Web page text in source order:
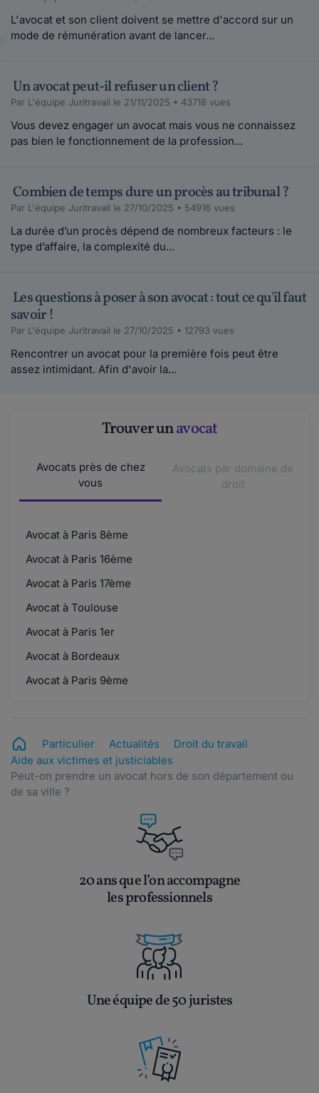
L'avocat et son client doivent se mettre d'accord sur un
mode de rémunération avant de lancer...
Un avocat peut-il refuser un client ?
Par L'équipe Juritravail le 21/11/2025 • 43718 vues
Vous devez engager un avocat mais vous ne connaissez
pas bien le fonctionnement de la profession...
Combien de temps dure un procès au tribunal ?
Par L'équipe Juritravail le 27/10/2025 • 54916 vues
La durée d’un procès dépend de nombreux facteurs : le
type d’affaire, la complexité du...
Les questions à poser à son avocat : tout ce qu'il faut
savoir !
Par L'équipe Juritravail le 27/10/2025 • 12793 vues
Rencontrer un avocat pour la première fois peut être
assez intimidant. Afin d'avoir la...
Trouver unavocat
Avocats près de chez
vous
Avocats par domaine de
droit
Avocat à Paris 8ème
Avocat à Paris 16ème
Avocat à Paris 17ème
Avocat à Toulouse
Avocat à Paris 1er
Avocat à Bordeaux
Avocat à Paris 9ème
Particulier Actualités
Droit du travail
Aide aux victimes et justiciables
Peut-on prendre un avocat hors de son département ou
de sa ville ?
20 ans que l’on accompagne
les professionnels
Une équipe de 50 juristes